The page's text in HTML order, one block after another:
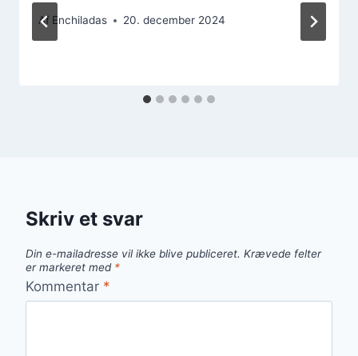
Af Enchiladas 20. december 2024
Skriv et svar
Din e-mailadresse vil ikke blive publiceret. Krævede felter
er markeret med *
Kommentar *